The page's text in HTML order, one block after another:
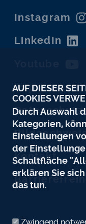
Instagram
LinkedIn
Impressum
Datenschutz
Kontakt
AUF DIESER
COOKIES
Durch Auswahl
Kategorien,
Einstellungen
der
Schaltfläche
erklären Sie
das tun.